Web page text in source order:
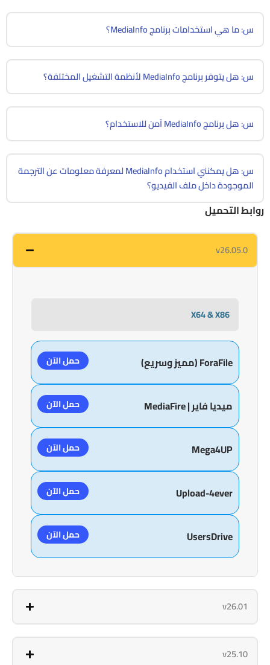
س: ما هي استخدامات برنامج MediaInfo؟
س: هل يتوفر برنامج MediaInfo لأنظمة التشغيل المختلفة؟
س: هل برنامج MediaInfo آمن للاستخدام؟
س: هل يمكنني استخدام MediaInfo لمعرفة معلومات عن الترجمة
الموجودة داخل ملف الفيديو؟
روابط التحميل
v26.05.0
X64 & X86
ForaFile (مميز وسريع) حمل الآن
ميديا فاير | MediaFire حمل الآن
Mega4UP حمل الآن
Upload-4ever حمل الآن
UsersDrive حمل الآن
v26.01
v25.10